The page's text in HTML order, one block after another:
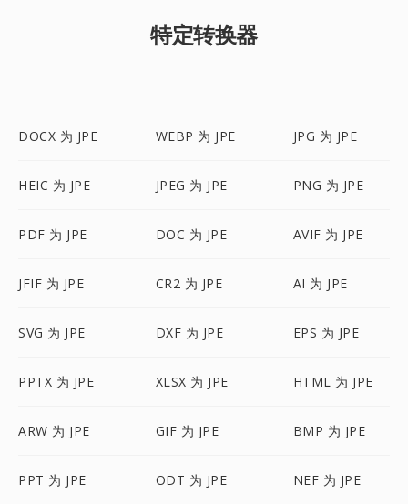
特定转换器
DOCX 为 JPE WEBP 为 JPE JPG 为 JPE
HEIC 为 JPE JPEG 为 JPE PNG 为 JPE
PDF 为 JPE DOC 为 JPE AVIF 为 JPE
JFIF 为 JPE CR2 为 JPE AI 为 JPE
SVG 为 JPE DXF 为 JPE EPS 为 JPE
PPTX 为 JPE XLSX 为 JPE HTML 为 JPE
ARW 为 JPE GIF 为 JPE BMP 为 JPE
PPT 为 JPE ODT 为 JPE NEF 为 JPE